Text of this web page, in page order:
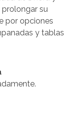
prolongar su
por opciones
y tablas